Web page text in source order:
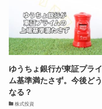
ゆうちょ銀行が東証プライ
ム基準満たさず。今後どう
なる？
株式投資